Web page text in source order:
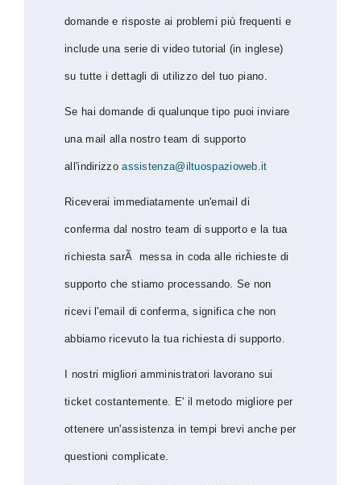
domande e risposte ai problemi più frequenti e
include una serie di video tutorial (in inglese)
su tutte i dettagli di utilizzo del tuo piano.
Se hai domande di qualunque tipo puoi inviare
una mail alla nostro team di supporto
all'indirizzoassistenza@iltuospazioweb.it
Riceverai immediatamente un'email di
conferma dal nostro team di supporto e la tua
richiesta sarÃ messa in coda alle richieste di
supporto che stiamo processando. Se non
ricevi l'email di conferma, significa che non
abbiamo ricevuto la tua richiesta di supporto.
I nostri migliori amministratori lavorano sui
ticket costantemente. E' il metodo migliore per
ottenere un'assistenza in tempi brevi anche per
questioni complicate.